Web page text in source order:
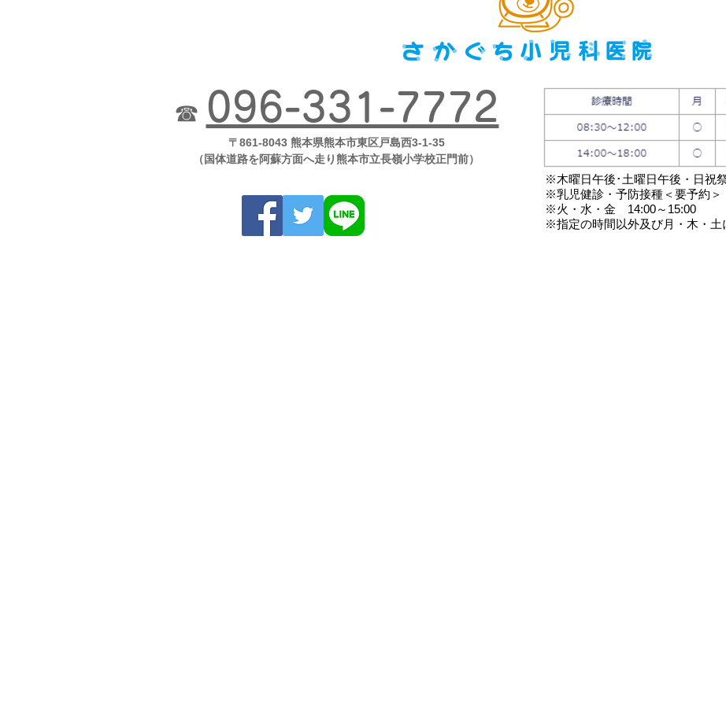
☎ 096-331-7772
〒861-8043 熊本県熊本市東区戸島西3-1-35
（国体道路を阿蘇方面へ走り熊本市立長嶺小学校正門前）
※木曜日午後･土曜日午後・日祝
※乳児健診・予防接種＜要予約＞
※火・水・金 14:00～15:00
※指定の時間以外及び月・木・土